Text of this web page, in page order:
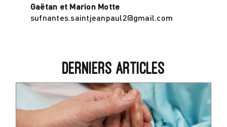
Gaëtan et Marion Motte
sufnantes.saintjeanpaul2@gmail.com
Derniers articles